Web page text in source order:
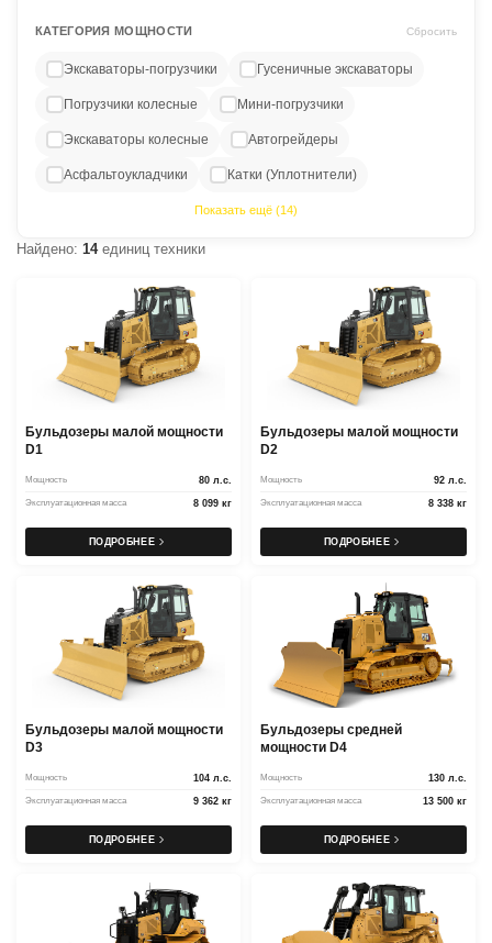
КАТЕГОРИЯ МОЩНОСТИ Сбросить
Экскаваторы-погрузчики Гусеничные экскаваторы
Погрузчики колесные Мини-погрузчики
Экскаваторы колесные Автогрейдеры
Асфальтоукладчики Катки (Уплотнители)
Показать ещё (14)
Найдено: 14единиц техники
Бульдозеры малой мощности
D1
Мощность 80 л.с.
Эксплуатационная масса 8 099 кг
ПОДРОБНЕЕ
Бульдозеры малой мощности
D2
Мощность 92 л.с.
Эксплуатационная масса 8 338 кг
ПОДРОБНЕЕ
Бульдозеры малой мощности
D3
Мощность 104 л.с.
Эксплуатационная масса 9 362 кг
ПОДРОБНЕЕ
Бульдозеры средней
мощности D4
Мощность 130 л.с.
Эксплуатационная масса 13 500 кг
ПОДРОБНЕЕ